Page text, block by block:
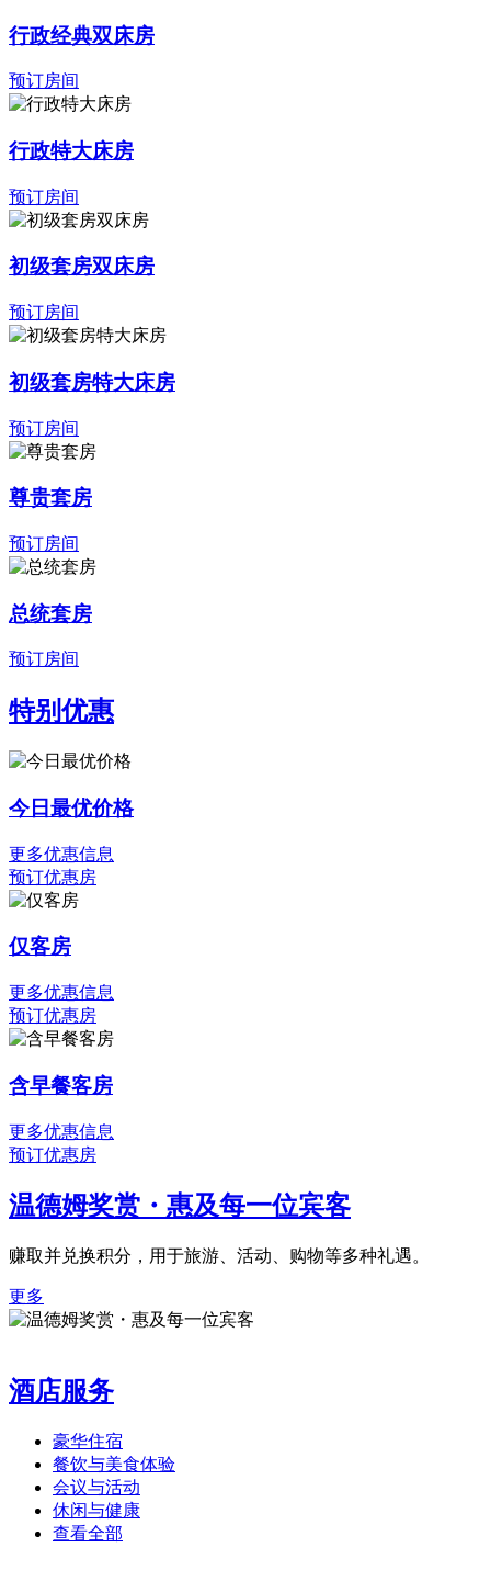
行政经典双床房
预订房间
行政特大床房
预订房间
初级套房双床房
预订房间
初级套房特大床房
预订房间
尊贵套房
预订房间
总统套房
预订房间
特别优惠
今日最优价格
更多优惠信息
预订优惠房
仅客房
更多优惠信息
预订优惠房
含早餐客房
更多优惠信息
预订优惠房
温德姆奖赏・惠及每一位宾客
赚取并兑换积分，用于旅游、活动、购物等多种礼遇。
更多
酒店服务
豪华住宿
餐饮与美食体验
会议与活动
休闲与健康
查看全部